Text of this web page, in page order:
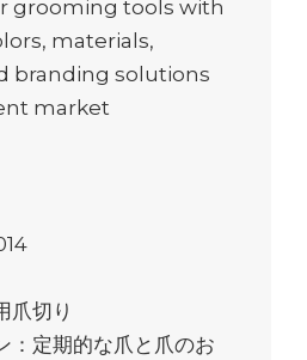
grooming tools with
materials,
branding solutions
market
爪切り
：定期的な爪と爪のお